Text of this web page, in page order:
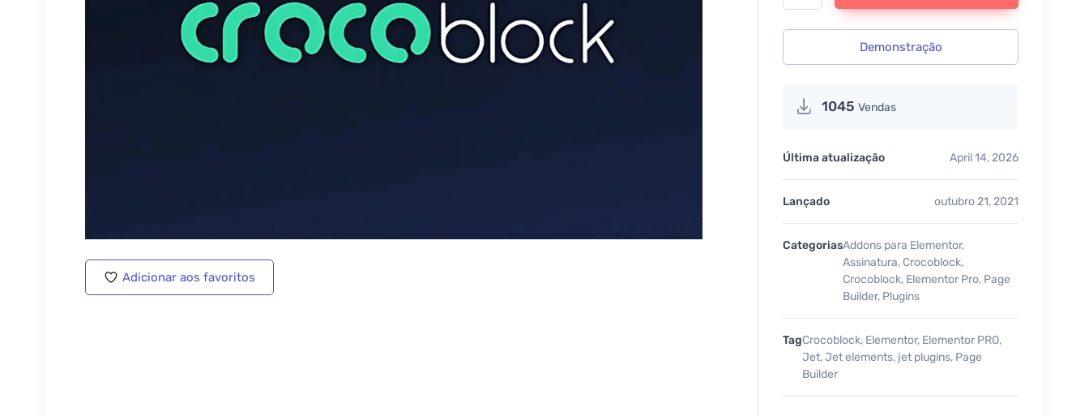
Adicionar aos favoritos
Demonstração
1045 Vendas
Última atualização April 14, 2026
Lançado outubro 21, 2021
CategoriasAddons para Elementor,
Assinatura, Crocoblock,
Crocoblock, Elementor Pro, Page
Builder, Plugins
TagCrocoblock, Elementor, Elementor PRO,
Jet,Jet elements, jet plugins, Page
Builder